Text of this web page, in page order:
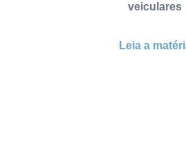
veiculares
Leia a